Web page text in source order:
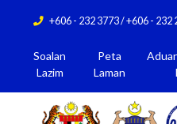
+606 - 232 3773 / +606 - 232
Soalan
Lazim
Peta
Laman